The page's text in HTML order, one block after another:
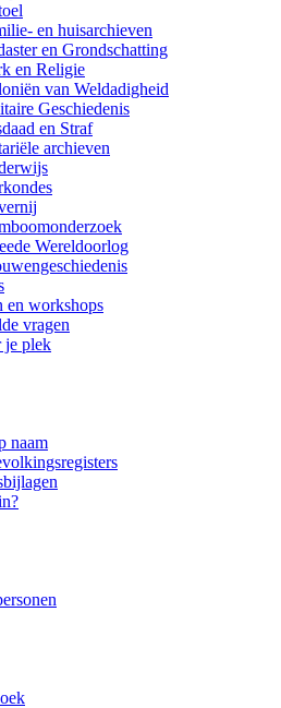
en huisarchieven
en Grondschatting
en Religie
van Weldadigheid
Geschiedenis
en Straf
archieven
Wereldoorlog
en workshops
vragen
je plek
naam